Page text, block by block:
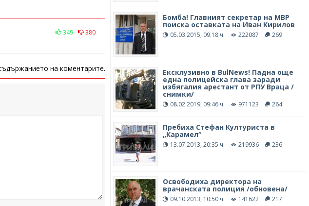
349 380
на коментарите.
Бомба! Главният секретар на МВР
поиска оставката на Иван Кирилов
05.03.2015, 09:18 ч. 222087 269
Ексклузивно в BulNews! Падна още
една полицейска глава заради
избягалия арестант от РПУ Враца /
снимки/
08.02.2019, 09:46 ч. 971123 264
Пребиха Стефан Културиста в
„Карамел“
13.07.2013, 20:35 ч. 219936 236
Освободиха директора на
врачанската полиция /обновена/
09.10.2013, 10:50 ч. 141622 217